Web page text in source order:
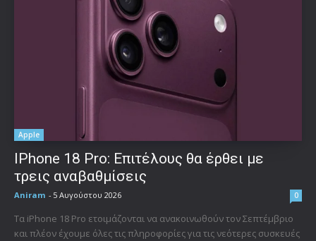
Apple
IPhone 18 Pro: Επιτέλους θα έρθει με
τρεις αναβαθμίσεις
Aniram - 5 Αυγούστου 2026 0
Τα iPhone 18 Pro ετοιμάζονται να ανακοινωθούν τον Σεπτέμβριο
και πλέον έχουμε όλες τις πληροφορίες για τις νεότερες συσκευές